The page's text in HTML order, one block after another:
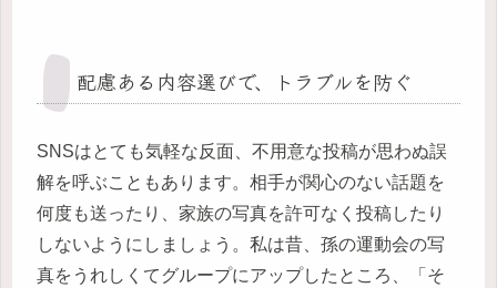
配慮ある内容選びで、トラブルを防ぐ
SNSはとても気軽な反面、不用意な投稿が思わぬ誤
解を呼ぶこともあります。相手が関心のない話題を
何度も送ったり、家族の写真を許可なく投稿したり
しないようにしましょう。私は昔、孫の運動会の写
真をうれしくてグループにアップしたところ、「そ